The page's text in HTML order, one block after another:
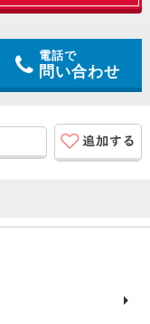
電話で
問い合わせ